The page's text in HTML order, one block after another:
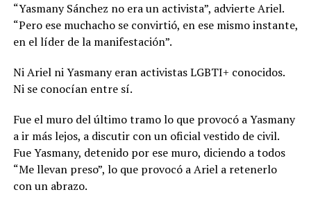
“Yasmany Sánchez no era un activista”, advierte Ariel.
“Pero ese muchacho se convirtió, en ese mismo instante,
en el líder de la manifestación”.
Ni Ariel ni Yasmany eran activistas LGBTI+ conocidos.
Ni se conocían entre sí.
Fue el muro del último tramo lo que provocó a Yasmany
a ir más lejos, a discutir con un oficial vestido de civil.
Fue Yasmany, detenido por ese muro, diciendo a todos
“Me llevan preso”, lo que provocó a Ariel a retenerlo
con un abrazo.